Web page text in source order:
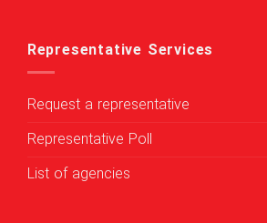
Representative Services
Request a representative
Representative Poll
List of agencies